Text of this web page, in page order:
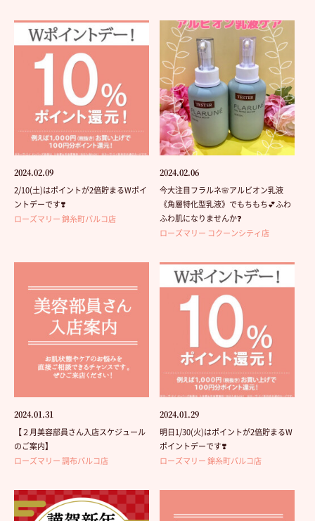
2024.02.09
2/10(土)はポイントが2倍貯まるWポイ
ントデーです❣️
ローズマリー 錦糸町パルコ店
2024.02.06
今大注目フラルネ🌸アルビオン乳液
《角層特化型乳液》でもちもち💕ふわ
ふわ肌になりませんか❓
ローズマリー コクーンシティ店
2024.01.31
【２月美容部員さん入店スケジュール
のご案内】
ローズマリー 調布パルコ店
2024.01.29
明日1/30(火)はポイントが2倍貯まるW
ポイントデーです❣️
ローズマリー 錦糸町パルコ店